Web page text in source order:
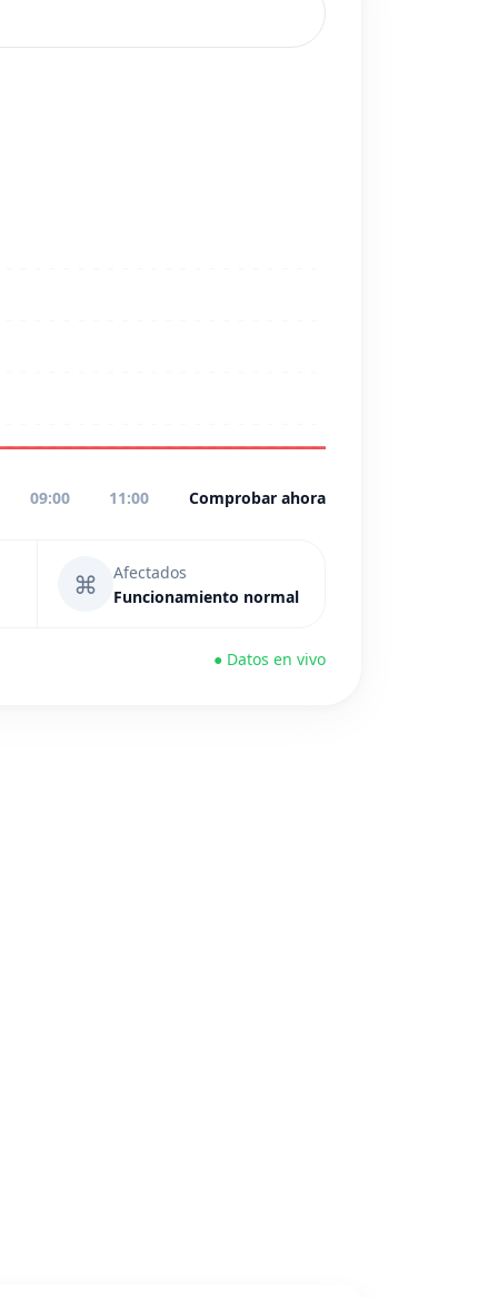
09:00 11:00 Comprobar ahora
⌘
Afectados
Funcionamiento normal
● Datos en vivo